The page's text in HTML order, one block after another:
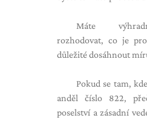
Máte
rozhodovat, co je
důležité dosáhnout
Pokud se tam,
anděl číslo 822,
poselství a zásadní